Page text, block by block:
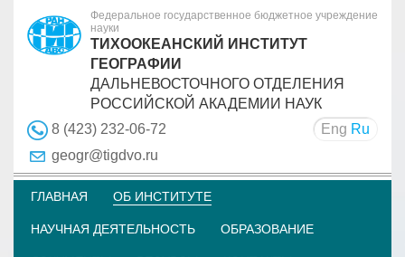
Федеральное государственное бюджетное учреждение
науки
ТИХООКЕАНСКИЙ ИНСТИТУТ
ГЕОГРАФИИ
ДАЛЬНЕВОСТОЧНОГО ОТДЕЛЕНИЯ
РОССИЙСКОЙ АКАДЕМИИ НАУК
8 (423) 232-06-72
Eng Ru
geogr@tigdvo.ru
ГЛАВНАЯ ОБ ИНСТИТУТЕ
НАУЧНАЯ ДЕЯТЕЛЬНОСТЬ ОБРАЗОВАНИЕ